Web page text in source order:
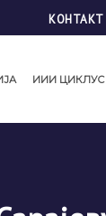
КОНТАКТ
ИИИ ЦИКЛУС